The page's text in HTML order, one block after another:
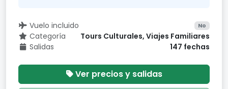
Vuelo incluido No
Categoría
Tours Culturales, Viajes Familiares
Salidas
147 fechas
Ver precios y salidas